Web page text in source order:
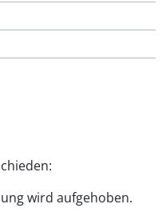
wird aufgehoben.